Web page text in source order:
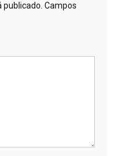
Campos